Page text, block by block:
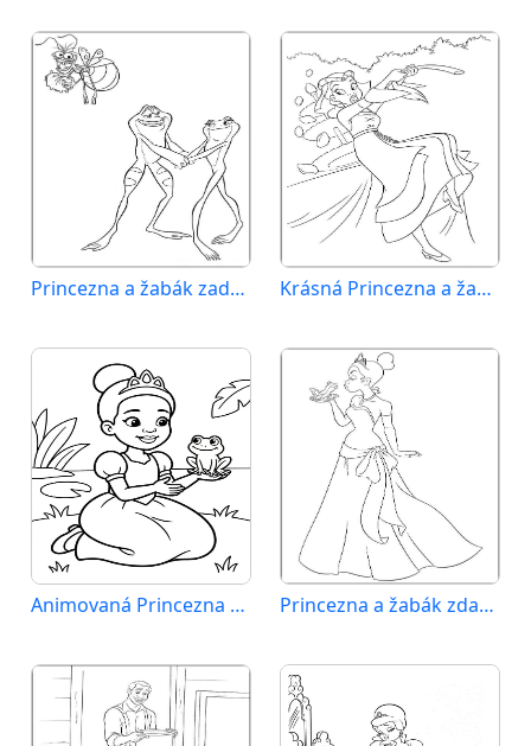
Princezna a žabák zadarmo Krásná Princezna a žabák
Animovaná Princezna a žabák Princezna a žabák zdarma